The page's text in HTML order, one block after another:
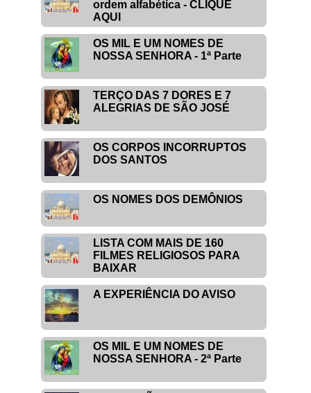
ordem alfabética - CLIQUE
AQUI
OS MIL E UM NOMES DE
NOSSA SENHORA - 1ª Parte
TERÇO DAS 7 DORES E 7
ALEGRIAS DE SÃO JOSÉ
OS CORPOS INCORRUPTOS
DOS SANTOS
OS NOMES DOS DEMÔNIOS
LISTA COM MAIS DE 160
FILMES RELIGIOSOS PARA
BAIXAR
A EXPERIÊNCIA DO AVISO
OS MIL E UM NOMES DE
NOSSA SENHORA - 2ª Parte